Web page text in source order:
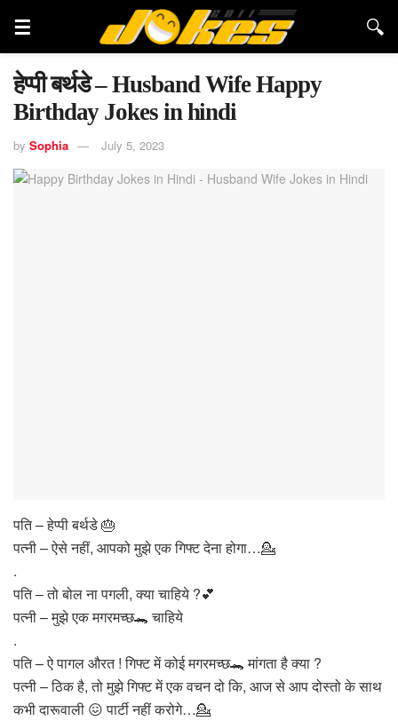
हेप्पी बर्थडे – Husband Wife Happy
Birthday Jokes in hindi
by Sophia July 5, 2023
पति – हेप्पी बर्थडे 🎂
पत्नी – ऐसे नहीं, आपको मुझे एक गिफ्ट देना होगा…💁‍
.
पति – तो बोल ना पगली, क्या चाहिये ?💕
पत्नी – मुझे एक मगरमच्छ🐊 चाहिये
.
पति – ऐ पागल औरत ! गिफ्ट में कोई मगरमच्छ🐊 मांगता है क्या ?
पत्नी – ठिक है, तो मुझे गिफ्ट में एक वचन दो कि, आज से आप दोस्तो के साथ
कभी दारूवाली 😖 पार्टी नहीं करोगे…💁‍